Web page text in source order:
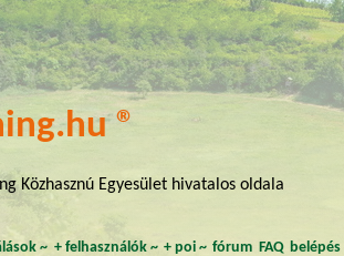
®
Közhasznú Egyesület hivatalos oldala
~ + felhasználók~ + poi~ fórum FAQ belépés